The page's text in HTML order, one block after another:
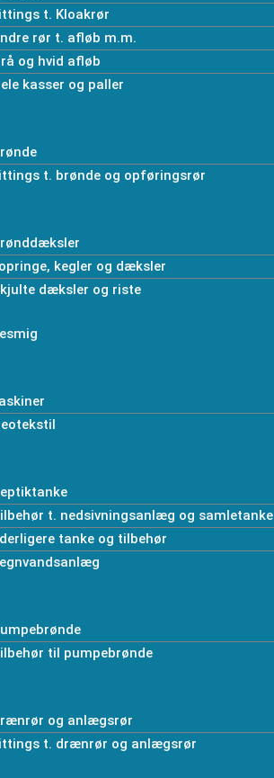
t. Kloakrør
rør t. afløb m.m.
og hvid afløb
kasser og paller
t. brønde og opføringsrør
kegler og dæksler
dæksler og riste
t. nedsivningsanlæg og samletanke
tanke og tilbehør
til pumpebrønde
og anlægsrør
t. drænrør og anlægsrør